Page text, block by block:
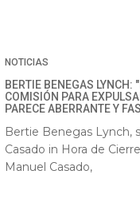
NOTICIAS
BERTIE BENEGAS LYNCH:
COMISIÓN PARA
PARECE ABERRANTE Y
Bertie Benegas Lynch,
Casado in Hora de
Manuel Casado,